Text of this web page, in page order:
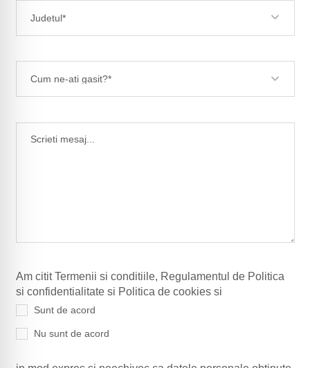
Judetul*
Cum ne-ati gasit?*
Am citit Termenii si conditiile, Regulamentul de Politica
si confidentialitate si Politica de cookies si
Sunt de acord
Nu sunt de acord